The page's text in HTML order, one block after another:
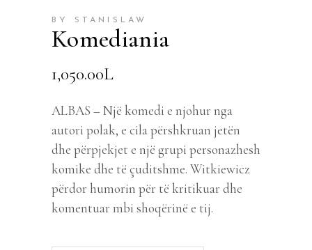
BY STANISLAW
Komediania
1,050.00L
ALBAS – Një komedi e njohur nga
autori polak, e cila përshkruan jetën
dhe përpjekjet e një grupi personazhesh
komike dhe të çuditshme. Witkiewicz
përdor humorin për të kritikuar dhe
komentuar mbi shoqërinë e tij.